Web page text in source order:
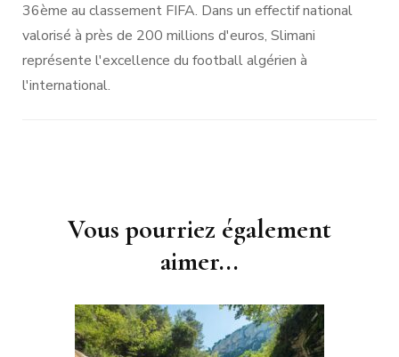
36ème au classement FIFA. Dans un effectif national
valorisé à près de 200 millions d'euros, Slimani
représente l'excellence du football algérien à
l'international.
Navigation
Vous pourriez également
aimer...